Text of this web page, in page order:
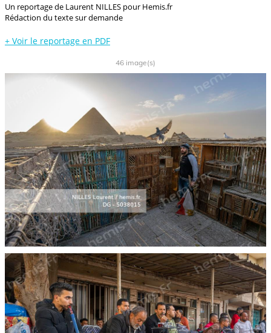
Un reportage de Laurent NILLES pour Hemis.fr
Rédaction du texte sur demande
+ Voir le reportage en PDF
46 image(s)